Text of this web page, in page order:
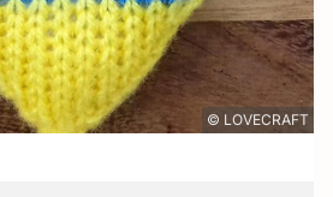
© LOVECRAFT